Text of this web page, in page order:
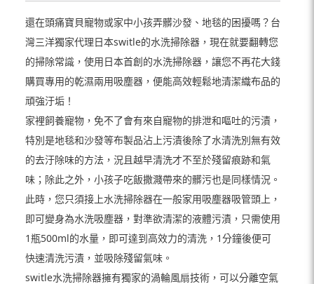
還在頭痛寶貝寵物或家中小孩弄髒沙發、地毯的困擾嗎？台
灣三洋獨家代理日本switle的水洗掃除器，現在就要翻轉您
的掃除常識，使用日本首創的水洗掃除器，讓您不再花大錢
購買專用的乾濕兩用吸塵器，便能高效輕鬆地清潔織布品的
頑強汙垢！
家裡飼養寵物，免不了會有來自寵物的排泄和嘔吐的污漬，
特別是地毯和沙發等布製品沾上污漬後除了水清洗別無有效
的去汙除味的方法，況且越早清洗才不至於殘留痕跡和氣
味；除此之外，小孩子吃飯撒濺帶來的髒污也是同樣情況。
此時，您只須接上水洗掃除器在一般家用吸塵器吸管頭上，
即可變身為水洗吸塵器，對準欲清潔的液體污漬，只需使用
1瓶500ml的水量，即可達到高效力的清洗，1分鐘後便可
快速清洗污漬，並吸除殘留氣味。
switle水洗掃除器擁有獨家的渦輪風扇技術，可以分離空氣